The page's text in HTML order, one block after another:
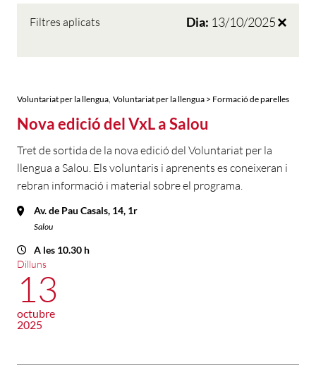
Filtres aplicats Dia: 13/10/2025
Voluntariat per la llengua Voluntariat per la llengua > Formació de parelles
Nova edició del VxL a Salou
Tret de sortida de la nova edició del Voluntariat per la
llengua a Salou. Els voluntaris i aprenents es coneixeran i
rebran informació i material sobre el programa.
Av. de Pau Casals, 14, 1r
Salou
A les 10.30 h
Dilluns
13
octubre
2025